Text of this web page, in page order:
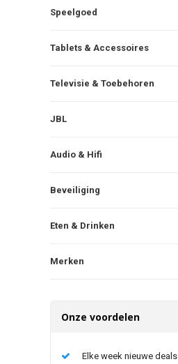
Speelgoed
Tablets & Accessoires
Televisie & Toebehoren
JBL
Audio & Hifi
Beveiliging
Eten & Drinken
Merken
Onze voordelen
Elke week nieuwe deals